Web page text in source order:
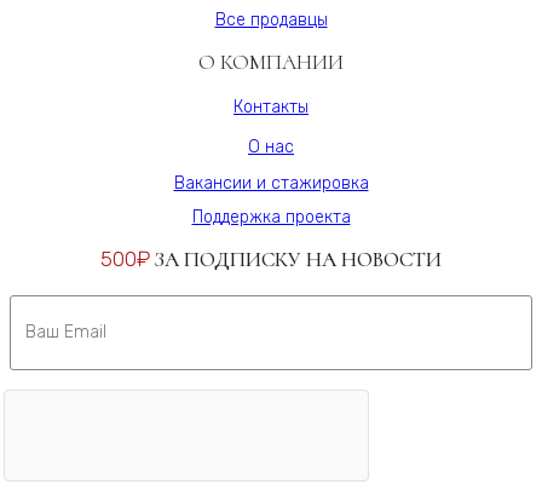
Все продавцы
О КОМПАНИИ
Контакты
О нас
Вакансии и стажировка
Поддержка проекта
500₽ ЗА ПОДПИСКУ НА НОВОСТИ